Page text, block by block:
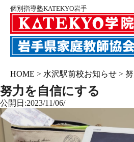
個別指導塾KATEKYO岩手
HOME > 水沢駅前校お知らせ >
努力を自信にする
公開日:2023/11/06/